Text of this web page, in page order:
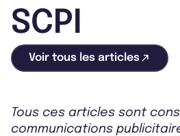
SCPI
Voir tous les articles
Tous ces articles sont
communications